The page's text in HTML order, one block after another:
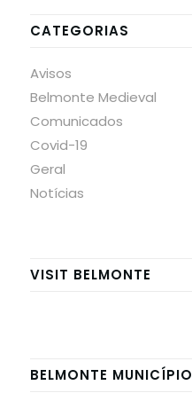
CATEGORIAS
Avisos
Belmonte Medieval
Comunicados
Covid-19
Geral
Notícias
VISIT BELMONTE
BELMONTE MUNICÍPIO